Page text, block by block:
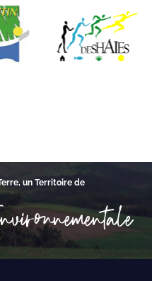
un Territoire de